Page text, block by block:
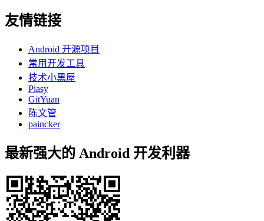
友情链接
Android 开源项目
常用开发工具
技术小黑屋
Piasy
GitYuan
陈文管
paincker
最新强大的 Android 开发利器